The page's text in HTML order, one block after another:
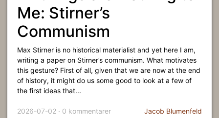
Me: Stirner’s
Communism
Max Stirner is no historical materialist and yet here I am,
writing a paper on Stirner’s communism. What motivates
this gesture? First of all, given that we are now at the end
of history, it might do us some good to look at a few of
the first ideas that...
2026-07-02 · 0 kommentarer Jacob Blumenfeld